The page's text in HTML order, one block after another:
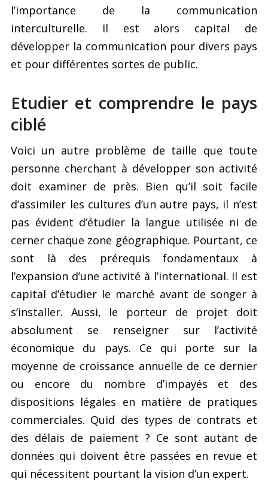
l’importance de la communication
interculturelle. Il est alors capital de
développer la communication pour divers pays
et pour différentes sortes de public.
Etudier et comprendre le pays
ciblé
Voici un autre problème de taille que toute
personne cherchant à développer son activité
doit examiner de près. Bien qu’il soit facile
d’assimiler les cultures d’un autre pays, il n’est
pas évident d’étudier la langue utilisée ni de
cerner chaque zone géographique. Pourtant, ce
sont là des prérequis fondamentaux à
l’expansion d’une activité à l’international. Il est
capital d’étudier le marché avant de songer à
s’installer. Aussi, le porteur de projet doit
absolument se renseigner sur l’activité
économique du pays. Ce qui porte sur la
moyenne de croissance annuelle de ce dernier
ou encore du nombre d’impayés et des
dispositions légales en matière de pratiques
commerciales. Quid des types de contrats et
des délais de paiement ? Ce sont autant de
données qui doivent être passées en revue et
qui nécessitent pourtant la vision d’un expert.